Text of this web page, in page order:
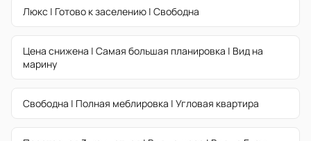
Люкс | Готово к заселению | Свободна
Цена снижена | Самая большая планировка | Вид на
марину
Свободна | Полная меблировка | Угловая квартира